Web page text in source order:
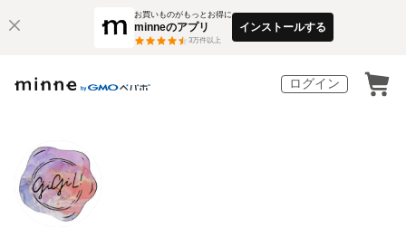
お買いものがもっとお得に
minneのアプリ
3万件以上
インストールする
ログイン